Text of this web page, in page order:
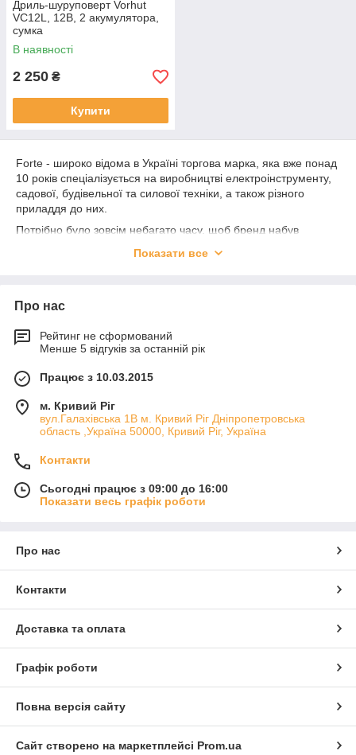
Дриль-шуруповерт Vorhut
VC12L, 12В, 2 акумулятора,
сумка
В наявності
2 250 ₴
Купити
Forte - широко відома в Україні торгова марка, яка вже понад
10 років спеціалізується на виробництві електроінструменту,
садової, будівельної та силової техніки, а також різного
приладдя до них.
Потрібно було зовсім небагато часу, щоб бренд набув
висока якість виконання зробила продукцію Forte
Китаї. Однак це не впливає на її характеристики. На всіх
заводах встановлено сучасне технологічне та продуктивне
обладнання, завдяки чому забезпечується виняткова якість
техніки, що випускається.
Асортимент продукції компанії включає: шуруповерти, дрилі,
молотки, зварювальні апарати, генератори, стабілізатори
напруги, компресори, технічні фени, мотокоси,
газонокосарки, тримери, мотоблоки.
Вся продукція Forte сертифікована в Україні та має офіційну
марка надає гарантійне та післягарантійне сервісне
обслуговування у кожному регіоні України.
побутових та професійних умовах.
Показати все
Про нас
Рейтинг не сформований
Менше 5 відгуків за останній рік
Працює з 10.03.2015
м. Кривий Ріг
вул.Галахівська 1В м. Кривий Ріг Дніпропетровська
область ,Україна 50000, Кривий Ріг, Україна
Контакти
Сьогодні працює з 09:00 до 16:00
Показати весь графік роботи
Про нас
Контакти
Доставка та оплата
Графік роботи
Повна версія сайту
Сайт створено на маркетплейсі Prom.ua